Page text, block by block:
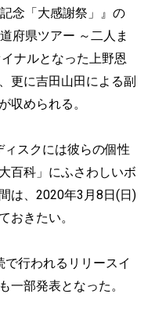
念「大感謝祭」』の
府県ツアー ～二人ま
ナルとなった上野恩
更に吉田山田による副
収められる。
ィスクには彼らの個性
百科」にふさわしいボ
は、2020年3月8日(日)
おきたい。
行われるリリースイ
一部発表となった。